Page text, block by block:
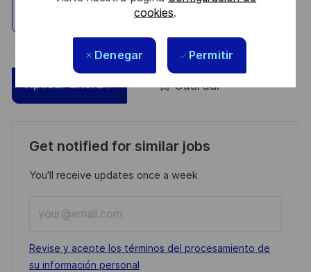
cookies.
Denegar Permitir
Explorar ubicación
Aplicar ahora Guardar
Get notified for similar jobs
You'll receive updates once a week
Email
address
(Required)
Required
Revise y acepte los términos del procesamiento de
su información personal